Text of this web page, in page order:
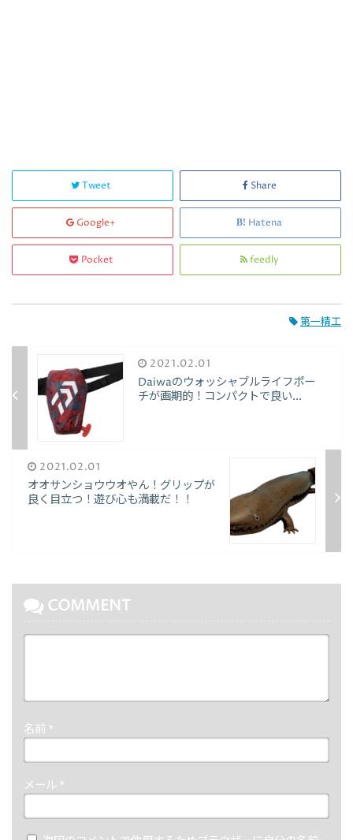
Tweet Share
Google+ Hatena
Pocket feedly
第一精工
2021.02.01
Daiwaのウォッシャブルライフポー
チが画期的！コンパクトで良い...
2021.02.01
オオサンショウウオやん！グリップが
良く目立つ！遊び心も満載だ！！
COMMENT
名前 *
メール *